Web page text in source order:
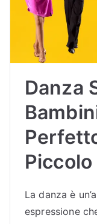
Danza
La danza è
espressione